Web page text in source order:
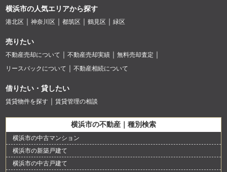
横浜市の人気エリアから探す
港北区 神奈川区 都筑区 鶴見区 緑区
売りたい
不動産売却について 不動産売却実績
無料売却査定
リースバックについて
不動産相続について
借りたい・貸したい
賃貸物件を探す 賃貸管理の相談
横浜市の不動産｜種別検索
横浜市の中古マンション
横浜市の新築戸建て
横浜市の中古戸建て